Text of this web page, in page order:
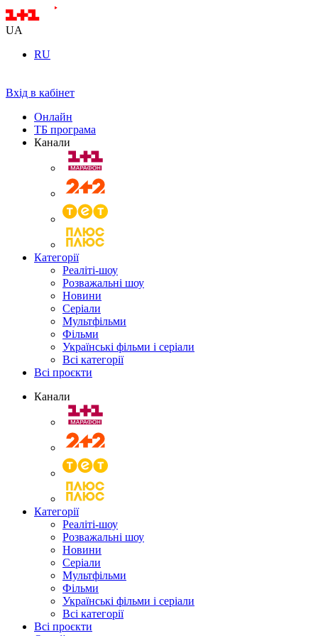
UA
RU
Вхід в кабінет
Онлайн
ТБ програма
Канали
Категорії
Реаліті-шоу
Розважальні шоу
Новини
Серіали
Мультфільми
Фільми
Українські фільми і серіали
Всі категорії
Всі проєкти
Канали
Категорії
Реаліті-шоу
Розважальні шоу
Новини
Серіали
Мультфільми
Фільми
Українські фільми і серіали
Всі категорії
Всі проєкти